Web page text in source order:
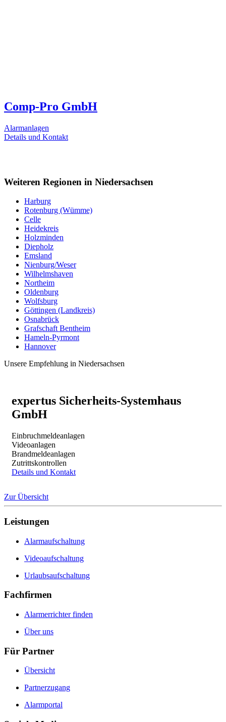
Comp-Pro GmbH
Alarmanlagen
Details und Kontakt
Weiteren Regionen in Niedersachsen
Harburg
Rotenburg (Wümme)
Celle
Heidekreis
Holzminden
Diepholz
Emsland
Nienburg/Weser
Wilhelmshaven
Northeim
Oldenburg
Wolfsburg
Göttingen (Landkreis)
Osnabrück
Grafschaft Bentheim
Hameln-Pyrmont
Hannover
Unsere Empfehlung in Niedersachsen
expertus Sicherheits-Systemhaus
GmbH
Einbruchmeldeanlagen
Videoanlagen
Brandmeldeanlagen
Zutrittskontrollen
Details und Kontakt
Zur Übersicht
Leistungen
Alarmaufschaltung
Videoaufschaltung
Urlaubsaufschaltung
Fachfirmen
Alarmerrichter finden
Über uns
Für Partner
Übersicht
Partnerzugang
Alarmportal